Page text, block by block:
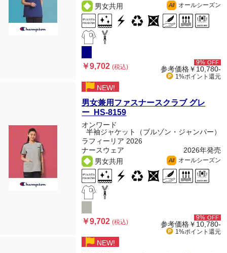
男女共用
All オールシーズン
￥9,702(税込)
9% OFF
参考価格￥10,780-
1%ポイント 還元
NEW!
男女兼用ファスナースクラブ グレ
ー HS-8159
オンワード
半袖ジャケット（ブルゾン・ジャンパー）
ラフィーリア 2026
ナースウェア
2026年発売
男女共用
All オールシーズン
￥9,702(税込)
9% OFF
参考価格￥10,780-
1%ポイント 還元
NEW!